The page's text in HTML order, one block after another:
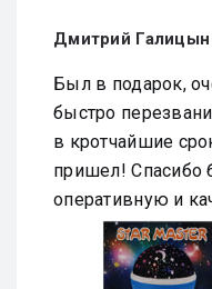
Дмитрий Галицын
Был в подарок,
быстро
в кротчайшие
пришел! Спасибо
оперативную и